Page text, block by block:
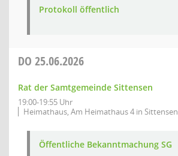
Protokoll öffentlich
DO 25.06.2026
Rat der Samtgemeinde Sittensen
19:00-19:55 Uhr
Heimathaus, Am Heimathaus 4 in Sittensen
Öffentliche Bekanntmachung SG